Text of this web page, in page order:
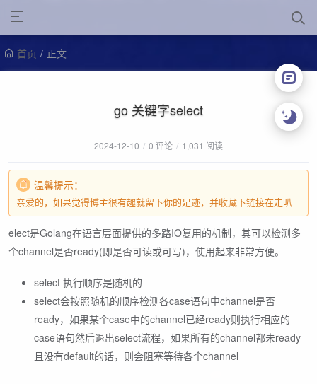
首页 / 正文
go 关键字select
2024-12-10 / 0 评论 / 1,031 阅读
温馨提示：
亲爱的，如果觉得博主很有趣就留下你的足迹，并收藏下链接在走叭
elect是Golang在语言层面提供的多路IO复用的机制，其可以检测多
个channel是否ready(即是否可读或可写)，使用起来非常方便。
select 执行顺序是随机的
select会按照随机的顺序检测各case语句中channel是否
ready，如果某个case中的channel已经ready则执行相应的
case语句然后退出select流程，如果所有的channel都未ready
且没有default的话，则会阻塞等待各个channel